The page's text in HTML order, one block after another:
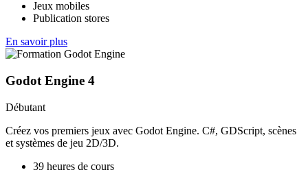
Jeux mobiles
Publication stores
En savoir plus
Godot Engine 4
Débutant
Créez vos premiers jeux avec Godot Engine. C#, GDScript, scènes
et systèmes de jeu 2D/3D.
39 heures de cours